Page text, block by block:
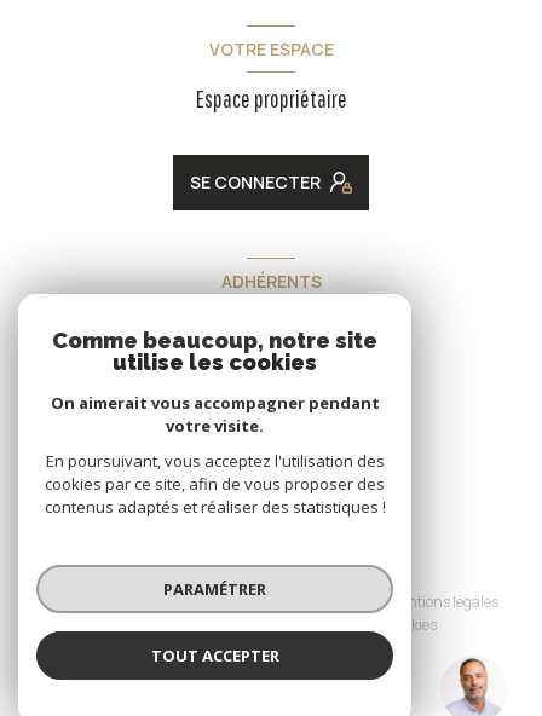
Julien DUFOREST
VOTRE ESPACE
Espace propriétaire
SE CONNECTER
ADHÉRENTS
Nous adhérons
© 2026 | Tous droits réservés
Nos honoraires
Nos partenaires
Mentions légales
Cookies
Comme beaucoup, notre site
utilise les cookies
On aimerait vous accompagner pendant
votre visite.
En poursuivant, vous acceptez l'utilisation des
cookies par ce site, afin de vous proposer des
contenus adaptés et réaliser des statistiques !
PARAMÉTRER
TOUT ACCEPTER